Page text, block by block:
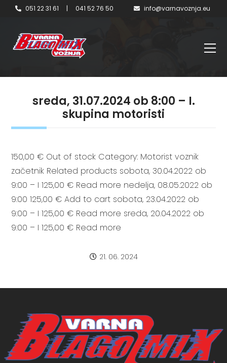
051 22 31 61 | 041 52 76 50 info@varnavoznja.eu
sreda, 31.07.2024 ob 8:00 – I.
skupina motoristi
150,00 € Out of stock Category: Motorist voznik
začetnik Related products sobota, 30.04.2022 ob
9:00 – I 125,00 € Read more nedelja, 08.05.2022 ob
9:00 125,00 € Add to cart sobota, 23.04.2022 ob
9:00 – I 125,00 € Read more sreda, 20.04.2022 ob
9:00 – I 125,00 € Read more
21. 06. 2024